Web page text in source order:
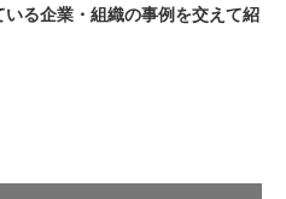
る企業・組織の事例を交えて紹